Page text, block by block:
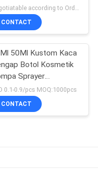
CONTACT
50Ml Kustom Kaca
Botol Kosmetik
Sprayer
Bersertifikat
0.1-0.9/pcs MOQ:1000pcs
CONTACT